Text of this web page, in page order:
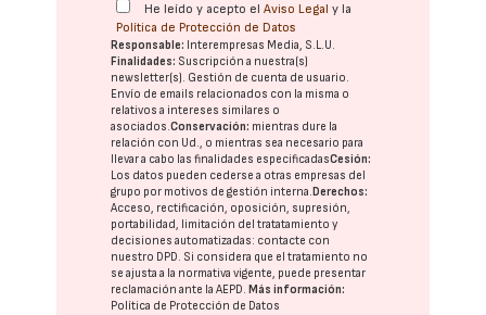
He leído y acepto elAviso Legal y la
Política de Protección de Datos
Responsable: Interempresas Media, S.L.U.
Finalidades: Suscripción a nuestra(s)
newsletter(s). Gestión de cuenta de usuario.
Envío de emails relacionados con la misma o
relativos a intereses similares o
asociados.Conservación: mientras dure la
relación con Ud., o mientras sea necesario para
llevar a cabo las finalidades especificadasCesión:
Los datos pueden cederse a otras empresas del
grupo por motivos de gestión interna. Derechos:
Acceso, rectificación, oposición, supresión,
portabilidad, limitación del tratatamiento y
decisiones automatizadas: contacte con
nuestro DPD. Si considera que el tratamiento no
se ajusta a la normativa vigente, puede presentar
reclamación ante laAEPD. Más información:
Política de Protección de Datos